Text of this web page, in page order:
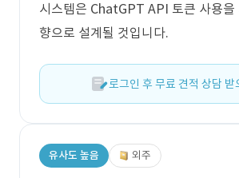
시스템은 ChatGPT API 토큰 사용을
향으로 설계될 것입니다.
로그인 후 무료 견적 상담 받
유사도 높음 외주